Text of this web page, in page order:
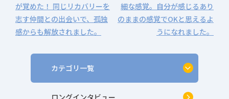
が覚めた！ 同じリカバリーを
志す仲間との出会いで、孤独
感からも解放されました。
細な感覚。自分が感じるあり
のままの感覚でOKと思えるよ
うになれました。
カテゴリ一覧
ロングインタビュー